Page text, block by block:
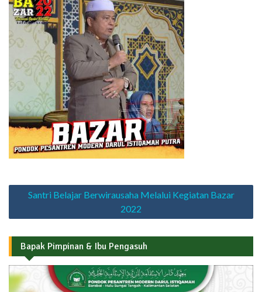
Navigasi
Santri Belajar Berwirausaha Melalui Kegiatan Bazar
2022
Bapak Pimpinan & Ibu Pengasuh